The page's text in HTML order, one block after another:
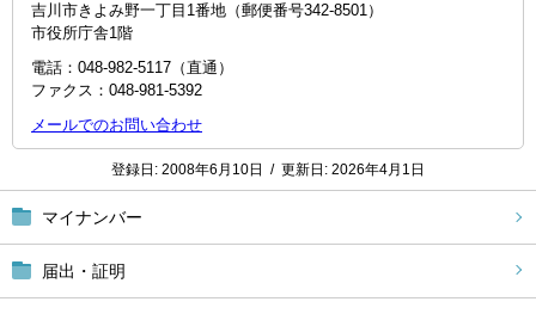
マイナンバー
届出・証明
吉川市きよみ野一丁目1番地（郵便番号342-8501）
市役所庁舎1階
電話：048-982-5117（直通）
ファクス：048‐981‐5392
メールでのお問い合わせ
登録日: 2008年6月10日 / 更新日: 2026年4月1日